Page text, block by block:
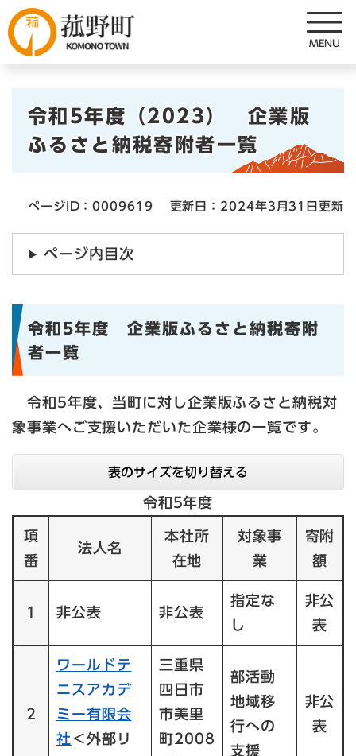
ー
ジ
令和5年度（2023） 企業版
ふるさと納税寄附者一覧
ページID：0009619 更新日：2024年3月31日更新
ページ内目次
令和5年度 企業版ふるさと納税寄附
者一覧
令和5年度、当町に対し企業版ふるさと納税対
象事業へご支援いただいた企業様の一覧です。
表のサイズを切り替える
令和5年度
項
番
法人名
本社所
在地
対象事
業
寄附
額
1 非公表 非公表
指定な
し
非公
表
2
ワールドテ
ニスアカデ
ミー有限会
社 ＜外部リ
三重県
四日市
市美里
町2008
部活動
地域移
行への
支援
非公
表